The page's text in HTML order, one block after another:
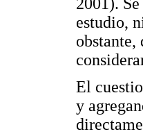
estudio,
obstante,
El
y